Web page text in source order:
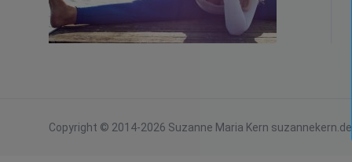
Copyright © 2014-2026 Suzanne Maria Kern suzannekern.de